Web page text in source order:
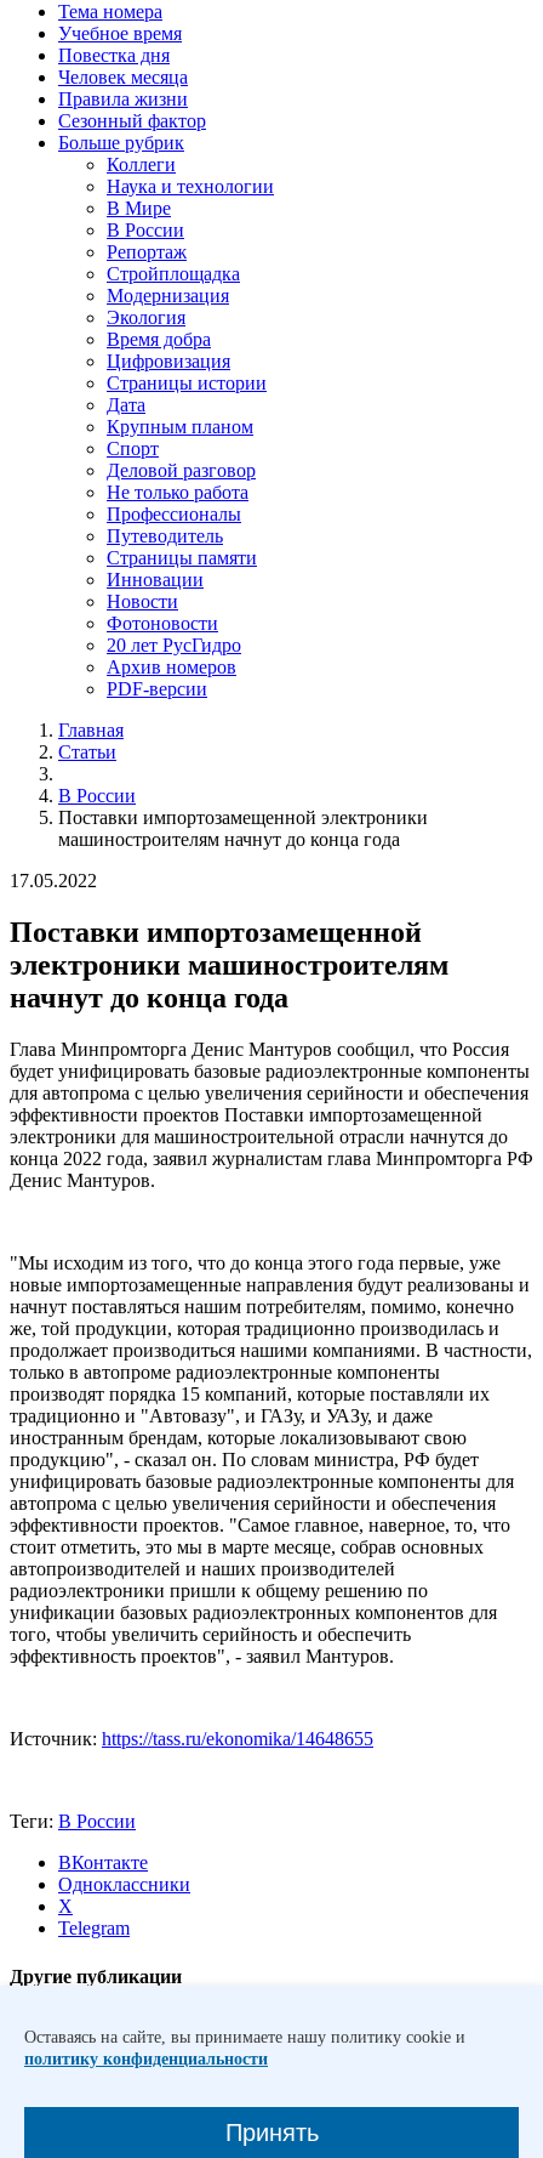
Тема номера
Учебное время
Повестка дня
Человек месяца
Правила жизни
Сезонный фактор
Больше рубрик
Коллеги
Наука и технологии
В Мире
В России
Репортаж
Стройплощадка
Модернизация
Экология
Время добра
Цифровизация
Страницы истории
Дата
Крупным планом
Спорт
Деловой разговор
Не только работа
Профессионалы
Путеводитель
Страницы памяти
Инновации
Новости
Фотоновости
20 лет РусГидро
Архив номеров
PDF-версии
Главная
Статьи
В России
Поставки импортозамещенной электроники
машиностроителям начнут до конца года
17.05.2022
Поставки импортозамещенной
электроники машиностроителям
начнут до конца года
Глава Минпромторга Денис Мантуров сообщил, что Россия
будет унифицировать базовые радиоэлектронные компоненты
для автопрома с целью увеличения серийности и обеспечения
эффективности проектов Поставки импортозамещенной
электроники для машиностроительной отрасли начнутся до
конца 2022 года, заявил журналистам глава Минпромторга РФ
Денис Мантуров.
"Мы исходим из того, что до конца этого года первые, уже
новые импортозамещенные направления будут реализованы и
начнут поставляться нашим потребителям, помимо, конечно
же, той продукции, которая традиционно производилась и
продолжает производиться нашими компаниями. В частности,
только в автопроме радиоэлектронные компоненты
производят порядка 15 компаний, которые поставляли их
традиционно и "Автовазу", и ГАЗу, и УАЗу, и даже
иностранным брендам, которые локализовывают свою
продукцию", - сказал он. По словам министра, РФ будет
унифицировать базовые радиоэлектронные компоненты для
автопрома с целью увеличения серийности и обеспечения
эффективности проектов. "Самое главное, наверное, то, что
стоит отметить, это мы в марте месяце, собрав основных
автопроизводителей и наших производителей
радиоэлектроники пришли к общему решению по
унификации базовых радиоэлектронных компонентов для
того, чтобы увеличить серийность и обеспечить
эффективность проектов", - заявил Мантуров.
Источник: https://tass.ru/ekonomika/14648655
Теги: В России
ВКонтакте
Одноклассники
X
Telegram
Другие публикации
4,3%, въездной – на 20,1% Кабмин увеличил финансирование
Омской области по проекту "Чистый воздух"
«Ледокол знаний» Молодежный день и Сибирская неделя
спорта впервые пройдут в рамках форума «Россия –
Оставаясь на сайте, вы принимаете нашу политику cookie и
политику конфиденциальности
Принять